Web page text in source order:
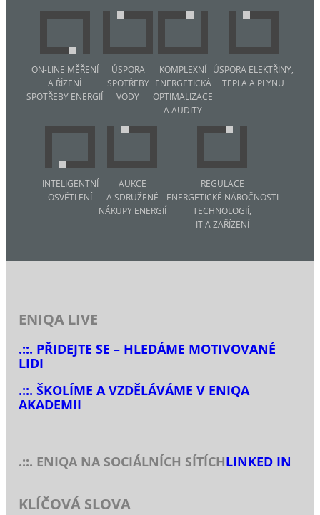
ON-LINE MĚŘENÍ
A ŘÍZENÍ
SPOTŘEBY ENERGIÍ
ÚSPORA
SPOTŘEBY
VODY
KOMPLEXNÍ
ENERGETICKÁ
OPTIMALIZACE
A AUDITY
ÚSPORA ELEKTŘINY,
TEPLA A PLYNU
INTELIGENTNÍ
OSVĚTLENÍ
AUKCE
A SDRUŽENÉ
NÁKUPY ENERGIÍ
REGULACE
ENERGETICKÉ NÁROČNOSTI
TECHNOLOGIÍ,
IT A ZAŘÍZENÍ
ENIQA LIVE
.::. PŘIDEJTE SE – HLEDÁME MOTIVOVANÉ
LIDI
.::. ŠKOLÍME A VZDĚLÁVÁME V ENIQA
AKADEMII
.::. ENIQA NA SOCIÁLNÍCH SÍTÍCHLINKED IN
KLÍČOVÁ SLOVA